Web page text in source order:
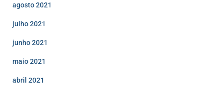
agosto 2021
julho 2021
junho 2021
maio 2021
abril 2021